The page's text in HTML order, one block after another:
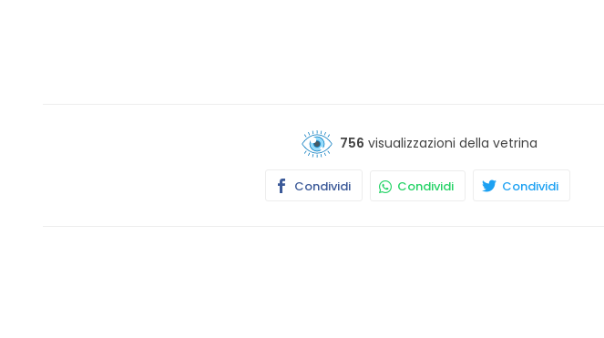
756 visualizzazioni della vetrina
Condividi Condividi Condividi